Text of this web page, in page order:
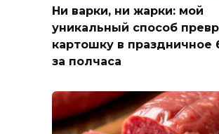
Ни варки, ни жарки: мой
уникальный способ
картошку в праздничное
за полчаса